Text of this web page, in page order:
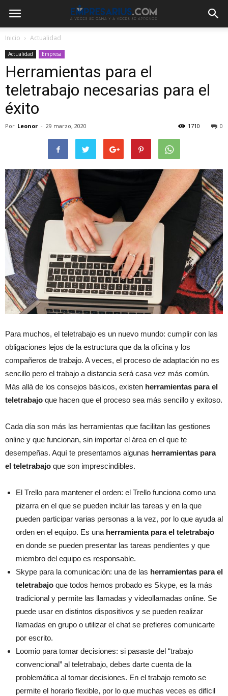
Inicio Actualidad
Actualidad Empresa
Herramientas para el
teletrabajo necesarias para el
éxito
Por Leonor - 29 marzo, 2020 0
1710
Para muchos, el teletrabajo es un nuevo mundo: cumplir con las
obligaciones lejos de la estructura que da la oficina y los
compañeros de trabajo. A veces, el proceso de adaptación no es
sencillo pero el trabajo a distancia será casa vez más común.
Más allá de los consejos básicos, existen herramientas para el
teletrabajo que hacen que el proceso sea más sencillo y exitoso.
Cada día son más las herramientas que facilitan las gestiones
online y que funcionan, sin importar el área en el que te
desempeñas. Aquí te presentamos algunas herramientas para
el teletrabajo que son imprescindibles.
El Trello para mantener el orden: el Trello funciona como una
pizarra en el que se pueden incluir las tareas y en la que
pueden participar varias personas a la vez, por lo que ayuda al
orden en el equipo. Es una herramienta para el teletrabajo
en donde se pueden presentar las tareas pendientes y que
miembro del equipo es responsable.
Skype para la comunicación: una de las herramientas para el
teletrabajo que todos hemos probado es Skype, es la más
tradicional y permite las llamadas y videollamadas online. Se
puede usar en distintos dispositivos y se pueden realizar
llamadas en grupo o utilizar el chat se prefieres comunicarte
por escrito.
Loomio para tomar decisiones: si pasaste del “trabajo
convencional” al teletrabajo, debes darte cuenta de la
problemática al tomar decisiones. En el trabajo remoto se
permite el horario flexible, por lo que muchas veces es difícil